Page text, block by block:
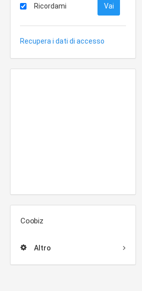
Ricordami
Recupera i dati di accesso
Coobiz
Altro